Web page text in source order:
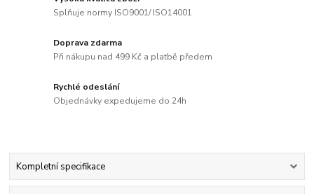
Splňuje normy ISO9001/ ISO14001
Doprava zdarma
Při nákupu nad 499 Kč a platbě předem
Rychlé odeslání
Objednávky expedujeme do 24h
Kompletní specifikace